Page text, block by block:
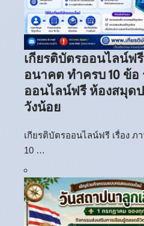
เกียรติบัตรออนไลน์ฟ
อนาคต ทำครบ 10 ข้อ
ออนไลน์ฟรี ห้องสมุด
วังน้อย
เกียรติบัตรออนไลน์ฟรี เรื่อง ภ
10 …